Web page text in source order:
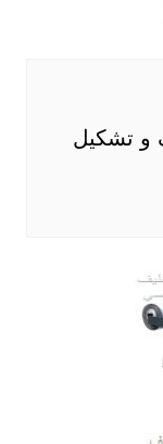
و تشكيل